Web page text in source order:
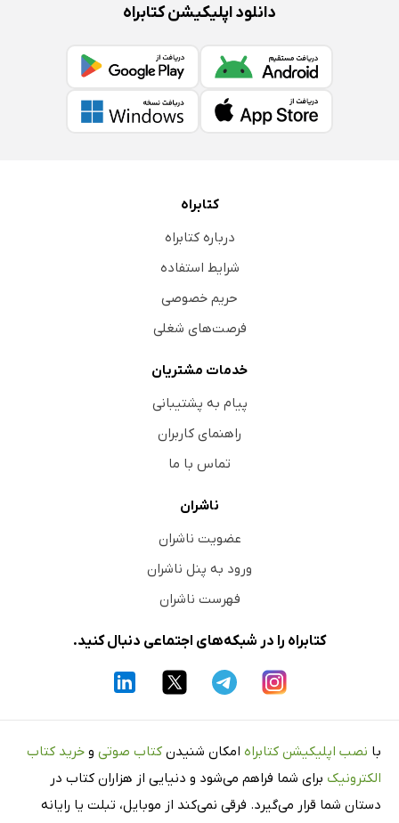
دانلود اپلیکیشن کتابراه
کتابراه
درباره کتابراه
شرایط استفاده
حریم خصوصی
فرصت‌های شغلی
خدمات مشتریان
پیام به پشتیبانی
راهنمای کاربران
تماس با ما
ناشران
عضویت ناشران
ورود به پنل ناشران
فهرست ناشران
کتابراه را در شبکه‌های اجتماعی دنبال کنید.
با نصب اپلیکیشن کتابراه امکان شنیدن کتاب صوتی و خرید کتاب
الکترونیک برای شما فراهم می‌شود و دنیایی از هزاران کتاب در
دستان شما قرار می‌گیرد. فرقی نمی‌کند از موبایل، تبلت یا رایانه